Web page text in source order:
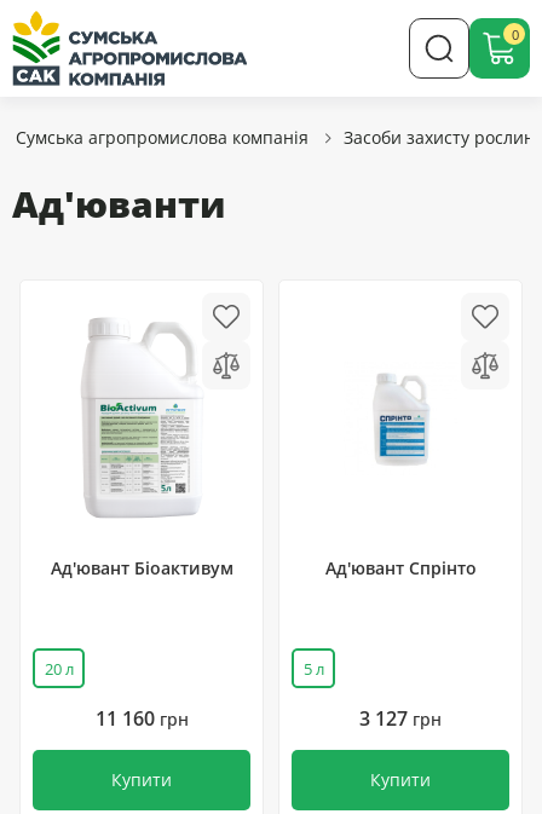
0
Сумська агропромислова компанія Засоби захисту рослин
Ад'юванти
Ад'ювант Біоактивум
20 л
11 160 грн
Купити
Ад'ювант Спрінто
5 л
3 127 грн
Купити